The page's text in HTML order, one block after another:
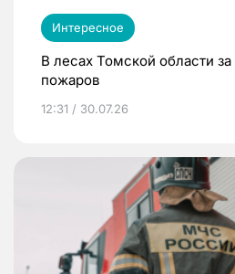
Интересное
В лесах Томской области
пожаров
12:31 / 30.07.26